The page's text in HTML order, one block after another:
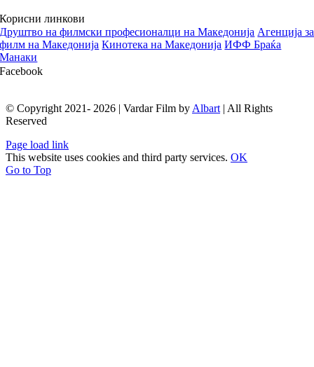
Корисни линкови
Друштво на филмски професионалци на Македонија Aгенција за
филм на Македонија Кинотека на Македонија ИФФ Браќа
Манаки
Facebook
© Copyright 2021- 2026 | Vardar Film by Albart | All Rights
Reserved
Page load link
This website uses cookies and third party services. OK
Go to Top